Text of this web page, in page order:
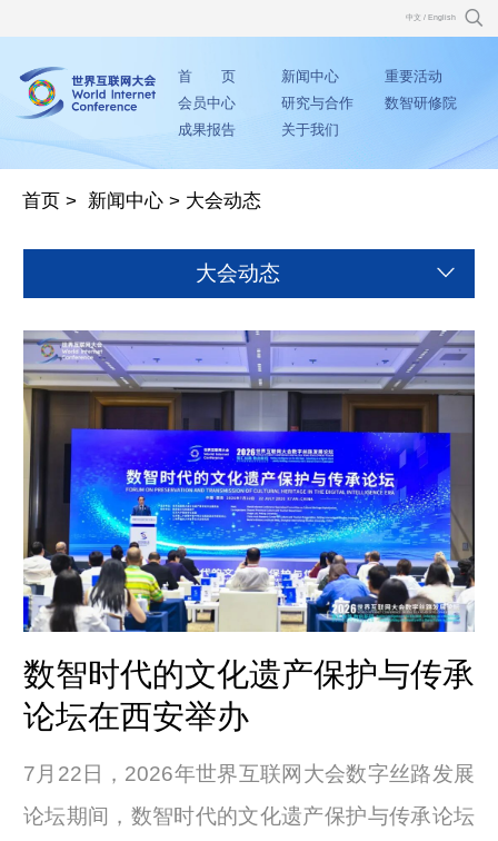
中文 / English
首 页 新闻中心
重要活动
会员中心
研究与合作
数智研修院
成果报告
关于我们
首页 > 新闻中心 > 大会动态
大会动态
数智时代的文化遗产保护与传承
论坛在西安举办
7月22日，2026年世界互联网大会数字丝路发展
论坛期间，数智时代的文化遗产保护与传承论坛